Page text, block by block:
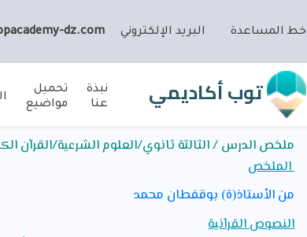
خط المساعدة البريد الإلكتروني dz.com
توب أكاديمي
نبذة
عنا
تحميل
مواضيع
ملخص الدرس / الثالثة ثانوي/العلوم الشرعية/القرآن
الملخص
من الأستاذ(ة) بوقفطان محمد
النصوص القرآنية